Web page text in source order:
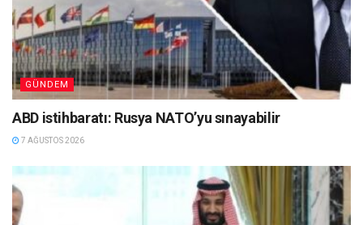
GÜNDEM
ABD istihbaratı: Rusya NATO’yu sınayabilir
7 AĞUSTOS 2026